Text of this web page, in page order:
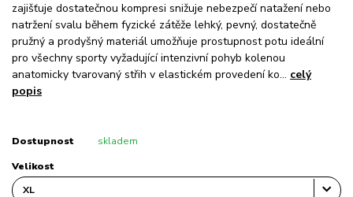
zajišťuje dostatečnou kompresi snižuje nebezpečí natažení nebo
natržení svalu během fyzické zátěže lehký, pevný, dostatečně
pružný a prodyšný materiál umožňuje prostupnost potu ideální
pro všechny sporty vyžadující intenzivní pohyb kolenou
anatomicky tvarovaný střih v elastickém provedení ko... celý
popis
Dostupnost skladem
Velikost